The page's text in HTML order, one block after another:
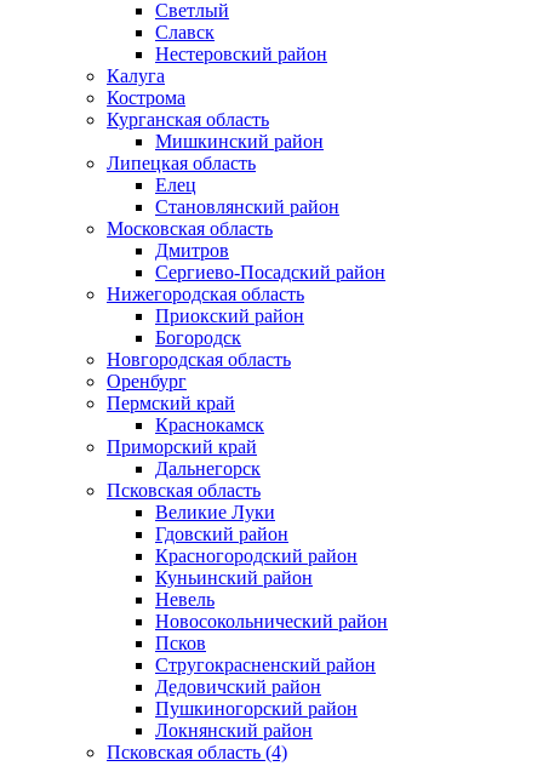
Светлый
Славск
Нестеровский район
Калуга
Кострома
Курганская область
Мишкинский район
Липецкая область
Елец
Становлянский район
Московская область
Дмитров
Сергиево-Посадский район
Нижегородская область
Приокский район
Богородск
Новгородская область
Оренбург
Пермский край
Краснокамск
Приморский край
Дальнегорск
Псковская область
Великие Луки
Гдовский район
Красногородский район
Куньинский район
Невель
Новосокольнический район
Псков
Стругокрасненский район
Дедовичский район
Пушкиногорский район
Локнянский район
Псковская область (4)